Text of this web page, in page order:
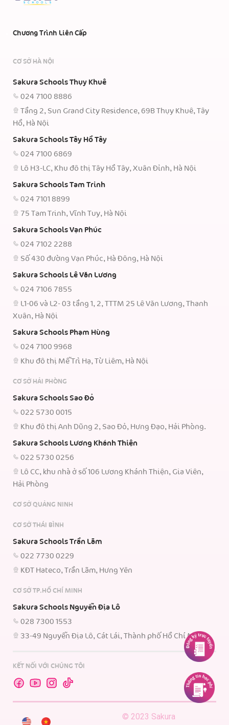
Chương Trình Liên Cấp
CƠ SỞ HÀ NỘI
Sakura Schools Thụy Khuê
024 7100 8886
Tầng 2, Sun Grand City Residence, 69B Thụy Khuê, Tây
Hồ, Hà Nội
Sakura Schools Tây Hồ Tây
024 7100 6869
Lô H3-LC, Khu đô thị Tây Hồ Tây, Xuân Đỉnh, Hà Nội
Sakura Schools Tam Trinh
024 7101 8899
75 Tam Trinh, Vĩnh Tuy, Hà Nội
Sakura Schools Vạn Phúc
024 7102 2288
Số 430 đường Vạn Phúc, Hà Đông, Hà Nội
Sakura Schools Lê Văn Lương
024 7106 7855
L1-06 và L2- 03 tầng 1, 2, TTTM 25 Lê Văn Lương, Thanh
Xuân, Hà Nội
Sakura Schools Phạm Hùng
024 7100 9968
Khu đô thị Mễ Trì Hạ, Từ Liêm, Hà Nội
CƠ SỞ HẢI PHÒNG
Sakura Schools Sao Đỏ
022 5730 0015
Khu đô thị Anh Dũng 2, Sao Đỏ, Hưng Đạo, Hải Phòng.
Sakura Schools Lương Khánh Thiện
022 5730 0256
Lô CC, khu nhà ở số 106 Lương Khánh Thiện, Gia Viên,
Hải Phòng
CƠ SỞ QUẢNG NINH
CƠ SỞ THÁI BÌNH
Sakura Schools Trần Lãm
022 7730 0229
KĐT Hateco, Trần Lãm, Hưng Yên
CƠ SỞ TP.HỒ CHÍ MINH
Sakura Schools Nguyễn Địa Lô
028 7300 1553
33-49 Nguyễn Địa Lô, Cát Lái, Thành phố Hồ Chí Minh.
KẾT NỐI VỚI CHÚNG TÔI
© 2023 Sakura